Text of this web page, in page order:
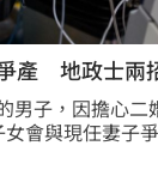
產 地政士兩
男子，因擔心二
會與現任妻子